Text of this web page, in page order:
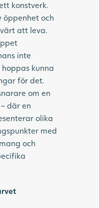
konstverk.
öppenhet och
att leva.
inte
kunna
för det.
om en
där en
olika
med
och